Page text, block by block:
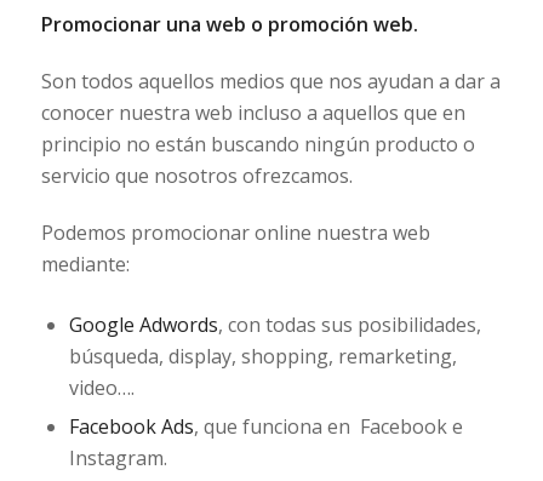
Promocionar una web o promoción web.
Son todos aquellos medios que nos ayudan a dar a
conocer nuestra web incluso a aquellos que en
principio no están buscando ningún producto o
servicio que nosotros ofrezcamos.
Podemos promocionar online nuestra web
mediante:
Google Adwords, con todas sus posibilidades,
búsqueda, display, shopping, remarketing,
video….
Facebook Ads, que funciona en Facebook e
Instagram.